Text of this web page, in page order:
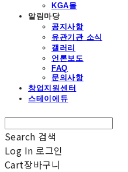
KGA몰
알림마당
공지사항
유관기관 소식
갤러리
언론보도
FAQ
문의사항
창업지원센터
스테이에듀
Search 검색
Log In 로그인
Cart장바구니